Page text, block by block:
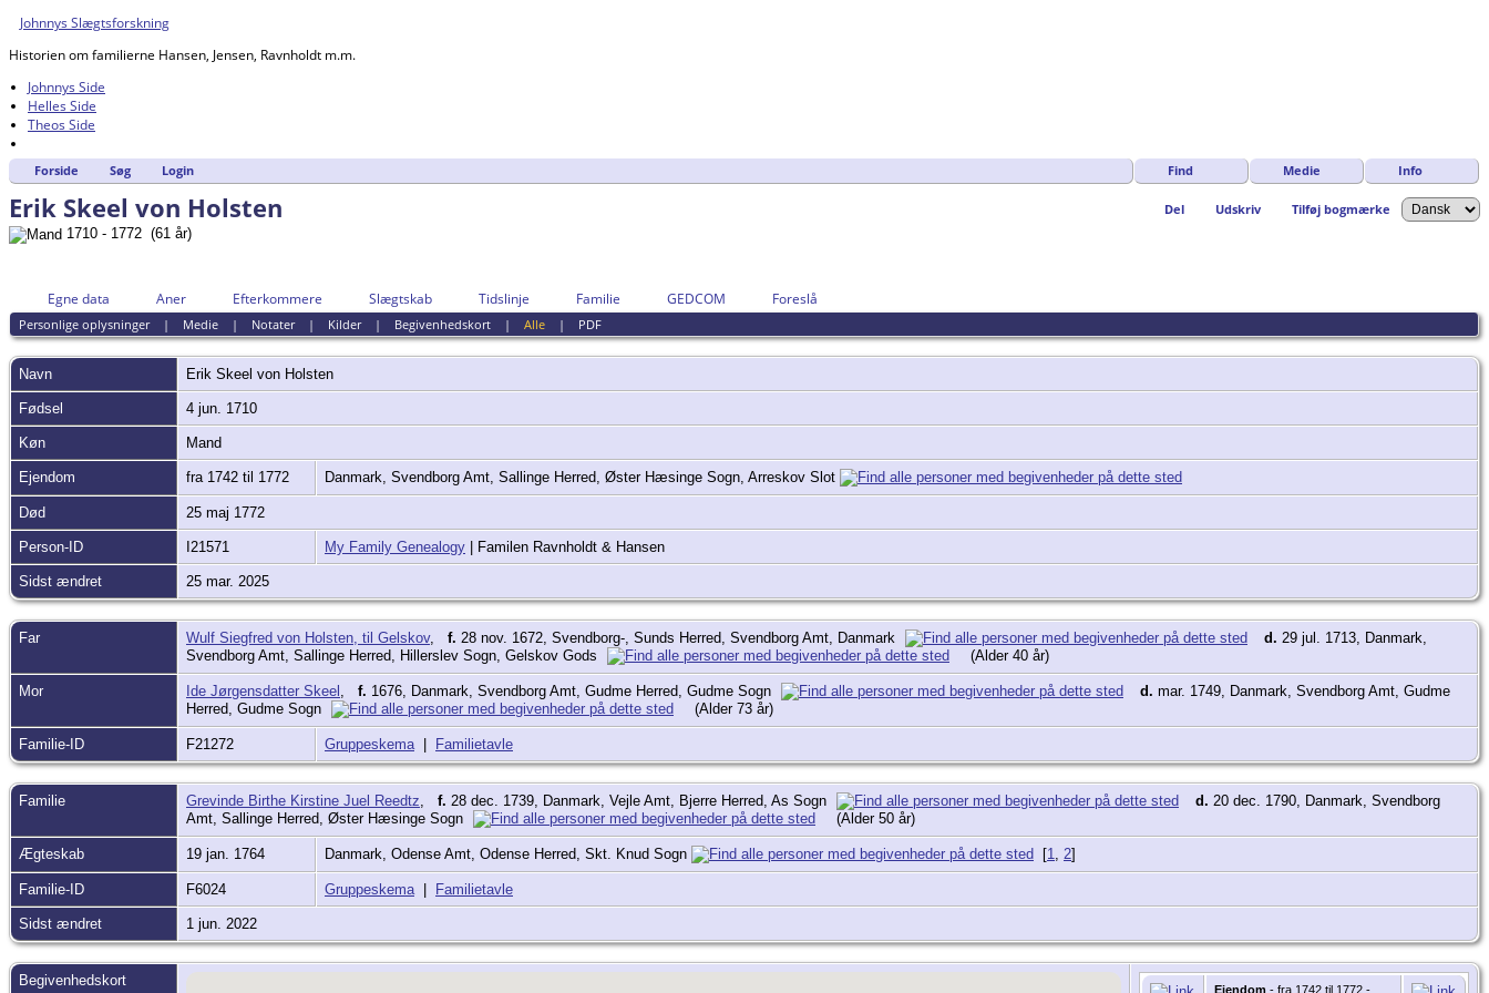
Johnnys Slægtsforskning
Historien om familierne Hansen, Jensen, Ravnholdt m.m.
Johnnys Side
Helles Side
Theos Side
Find Medie Info
Forside Søg Login
Del Udskriv Tilføj bogmærke
Erik Skeel von Holsten
1710 - 1772 (61 år)
Egne data Aner Efterkommere Slægtskab Tidslinje Familie GEDCOM Foreslå
Personlige oplysninger| Medie| Notater| Kilder| Begivenhedskort| Alle| PDF
Navn Erik Skeel von Holsten
Fødsel 4 jun. 1710
Køn Mand
Ejendom fra 1742 til 1772 Danmark, Svendborg Amt, Sallinge Herred, Øster Hæsinge Sogn, Arreskov Slot
Død 25 maj 1772
Person-ID I21571 My Family Genealogy | Familen Ravnholdt & Hansen
Sidst ændret 25 mar. 2025
Far Wulf Siegfred von Holsten, til Gelskov, f. 28 nov. 1672, Svendborg-, Sunds Herred, Svendborg Amt, Danmark d. 29 jul. 1713, Danmark,
Svendborg Amt, Sallinge Herred, Hillerslev Sogn, Gelskov Gods
(Alder 40 år)
Mor Ide Jørgensdatter Skeel , f. 1676, Danmark, Svendborg Amt, Gudme Herred, Gudme Sogn d. mar. 1749, Danmark, Svendborg Amt, Gudme
Herred, Gudme Sogn
(Alder 73 år)
Familie-ID F21272 Gruppeskema| Familietavle
Familie Grevinde Birthe Kirstine Juel Reedtz, f. 28 dec. 1739, Danmark, Vejle Amt, Bjerre Herred, As Sogn d. 20 dec. 1790, Danmark, Svendborg
Amt, Sallinge Herred, Øster Hæsinge Sogn
(Alder 50 år)
Ægteskab 19 jan. 1764 Danmark, Odense Amt, Odense Herred, Skt. Knud Sogn [1, 2]
Familie-ID F6024 Gruppeskema| Familietavle
Sidst ændret 1 jun. 2022
Begivenhedskort
Ejendom - fra 1742 til 1772 -